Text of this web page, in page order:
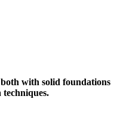
with solid foundations